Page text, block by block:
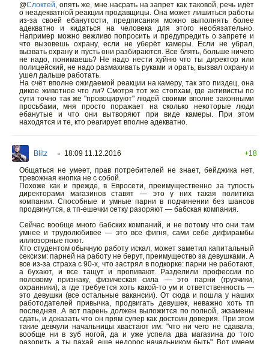
@Слоктей, опять же, мне насрать на запрет как таковой, речь идёт
о неадекватной реакции продавщицы. Она может лишиться работы
из-за своей ебанутости, предписания можно выполнять более
адекватно и кидаться на человека для этого необязательно.
Например можно вежливо попросить и предупредить о запрете и
что вызовешь охрану, если не уберёт камеры. Если не убрал,
вызвать охрану и пусть они разбираются. Все блять, больше ничего
не надо, понимаешь? Не надо нести хуйню что ты директор или
полицейский, не надо размахивать руками и орать, вызвал охрану и
ушел дальше работать.
На счёт вполне ожидаемой реакции на камеру, так это пиздец, она
дикое животное что ли? Смотря тот же стопхам, где активисты по
сути точно так же "провоцируют" людей своими вполне законными
просьбами, мня просто поражает на сколько некоторые люди
ебанутые и что они вытворяют при виде камеры. При этом
находятся и те, кто реагирует вполне адекватно.
Blitz ○ 18:09 11.12.2016
+18
Общаться не умеет, прав потребителей не знает, бейджика нет,
тревожная кнопка не с собой.
Похоже как и прежде, в Евросети, преимущественно за тупость
директорами магазинов ставят — это у них такая политика
компании. Способные и умные парни в подчинении без шансов
продвинутся, а тп-ешечки сетку разоряют — бабская компания.
Сейчас вообще много бабских компаний, и не потому что они там
умнее и трудолюбивее — это все фигня, сами себе дифирамбы
иллюзорные поют.
Кто студентом обычную работу искал, может заметил капитальный
сексизм: парней на работу не берут, преимущество за девушками. А
все из-за страха с 90-х, что застрял в подкорке: парни не работают,
а бухают, и все тащут и пропивают. Разделили профессии по
половому признаку, физическая сила — это парни (грузчики,
охранники), а где требуется хоть какой-то ум и ответственность —
это девушки (все остальные вакансии). От сюда и пошла у наших
работодателей привычка, продвигать девушек, неважно хоть тп
последняя. А вот парень должен выложится по полной, экзамены
сдать, и доказать что он прям супер как достоин доверия. При этом
такие девчули начальницы хвастают им: "что ни чего не сдавала,
вообще ни в зуб ногой, да и уже успела два магазина до того